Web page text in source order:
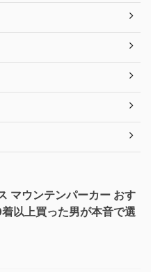
マウンテンパーカー おす
以上買った男が本音で選